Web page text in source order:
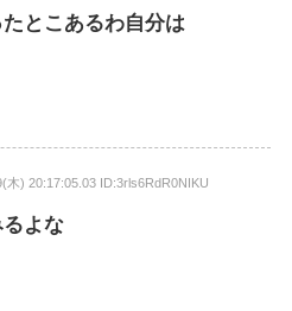
とこあるわ自分は
木) 20:17:05.03 ID:3rls6RdR0NIKU
よな